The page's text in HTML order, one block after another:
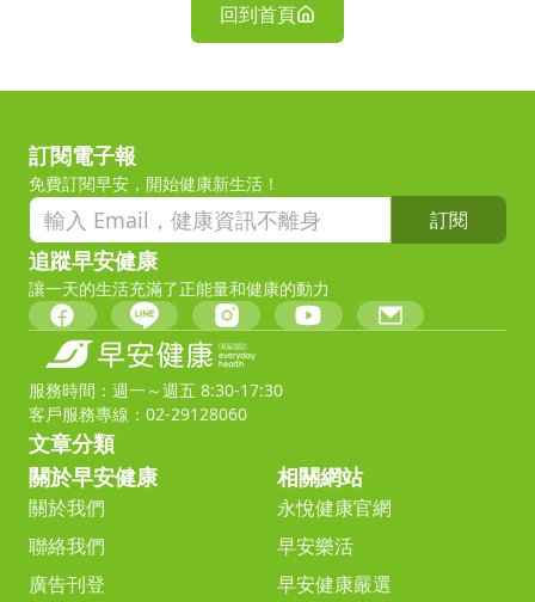
回到首頁
訂閱電子報
免費訂閱早安，開始健康新生活！
訂閱
追蹤早安健康
讓一天的生活充滿了正能量和健康的動力
服務時間：週一～週五 8:30-17:30
客戶服務專線：02-29128060
文章分類
關於早安健康
關於我們
聯絡我們
廣告刊登
相關網站
永悅健康官網
早安樂活
早安健康嚴選